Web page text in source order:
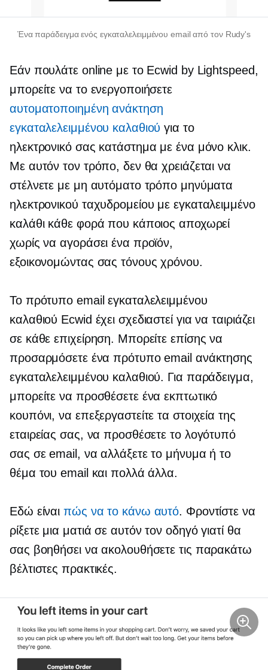
Ένα παράδειγμα ενός εγκαταλελειμμένου email από τον Rudy's
Εάν πουλάτε online με το Ecwid by Lightspeed,
μπορείτε να το ενεργοποιήσετε
αυτοματοποιημένη ανάκτηση
εγκαταλελειμμένου καλαθιού για το
ηλεκτρονικό σας κατάστημα με ένα μόνο κλικ.
Με αυτόν τον τρόπο, δεν θα χρειάζεται να
στέλνετε με μη αυτόματο τρόπο μηνύματα
ηλεκτρονικού ταχυδρομείου με εγκαταλειμμένο
καλάθι κάθε φορά που κάποιος αποχωρεί
χωρίς να αγοράσει ένα προϊόν,
εξοικονομώντας σας τόνους χρόνου.
Το πρότυπο email εγκαταλελειμμένου
καλαθιού Ecwid έχει σχεδιαστεί για να ταιριάζει
σε κάθε επιχείρηση. Μπορείτε επίσης να
προσαρμόσετε ένα πρότυπο email ανάκτησης
εγκαταλελειμμένου καλαθιού. Για παράδειγμα,
μπορείτε να προσθέσετε ένα εκπτωτικό
κουπόνι, να επεξεργαστείτε τα στοιχεία της
εταιρείας σας, να προσθέσετε το λογότυπό
σας σε email, να αλλάξετε το μήνυμα ή το
θέμα του email και πολλά άλλα.
Εδώ είναιπώς να το κάνω αυτό. Φροντίστε να
ρίξετε μια ματιά σε αυτόν τον οδηγό γιατί θα
σας βοηθήσει να ακολουθήσετε τις παρακάτω
βέλτιστες πρακτικές.